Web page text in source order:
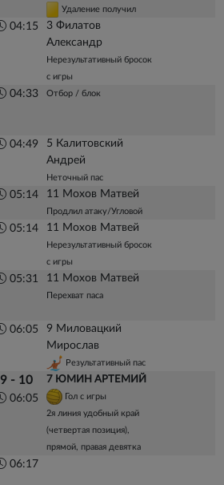
Удаление получил
04:15
3 Филатов
Александр
Нерезультативный бросок
с игры
04:33 Отбор / блок
04:49
5 Калитовский
Андрей
Неточный пас
05:14 11 Мохов Матвей
Продлил атаку/Угловой
05:14 11 Мохов Матвей
Нерезультативный бросок
с игры
05:31 11 Мохов Матвей
Перехват паса
06:05
9 Миловацкий
Мирослав
Результативный пас
9 - 10
06:05
7 ЮМИН АРТЕМИЙ
Гол с игры
2я линия удобный край
(четвертая позиция),
прямой, правая девятка
06:17